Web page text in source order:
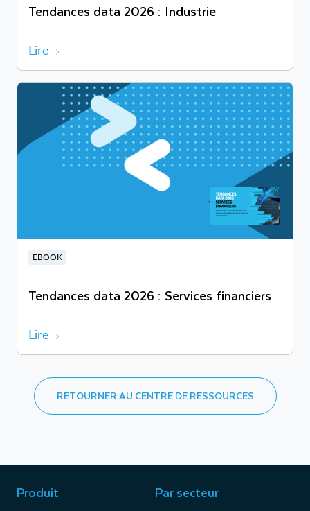
Tendances data 2026 : Industrie
Lire
EBOOK
Tendances data 2026 : Services financiers
Lire
RETOURNER AU CENTRE DE RESSOURCES
Produit Par secteur